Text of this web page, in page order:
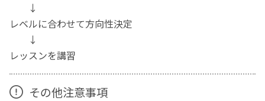
↓
レベルに合わせて方向性決定
↓
レッスンを講習
その他注意事項